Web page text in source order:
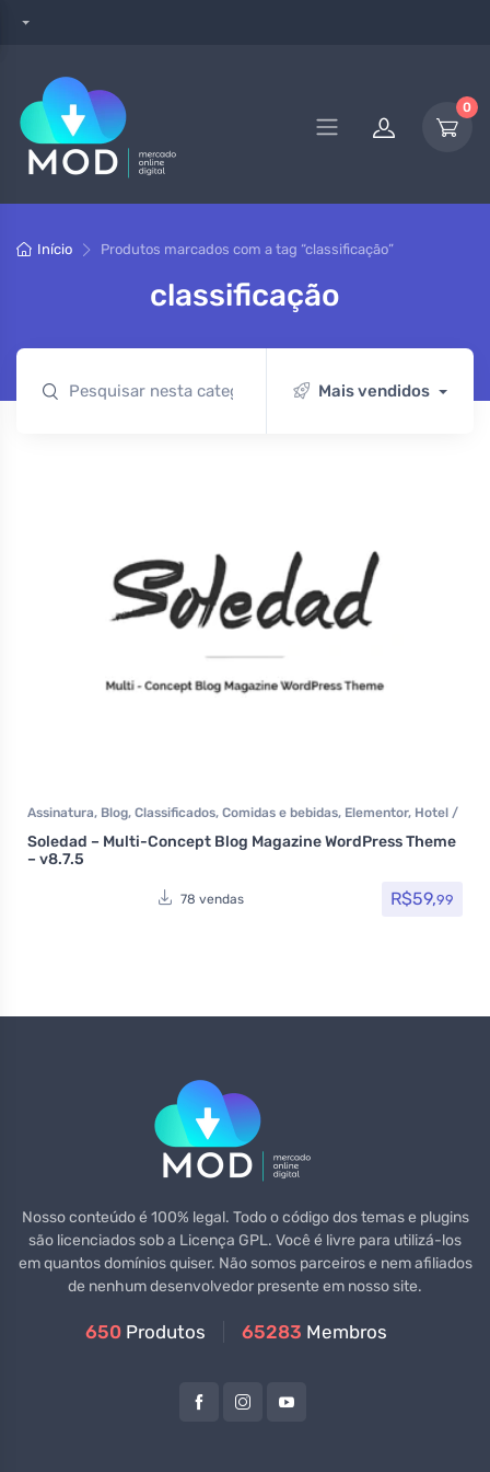
0
Início Produtos marcados com a tag “classificação”
classificação
Mais vendidos
Assinatura, Blog, Classificados, Comidas e bebidas, Elementor, Hotel /
Imobiliária Loja Virtual
Multiuso, Política, Portfolio, Reservas e Aluguel, Saúde e Beleza , Som
Soledad – Multi-Concept Blog Magazine WordPress Theme
– v8.7.5
78 vendas R$59,99
Nosso conteúdo é 100% legal. Todo o código dos temas e plugins
são licenciados sob a Licença GPL. Você é livre para utilizá-los
em quantos domínios quiser. Não somos parceiros e nem afiliados
de nenhum desenvolvedor presente em nosso site.
650 Produtos 65283 Membros